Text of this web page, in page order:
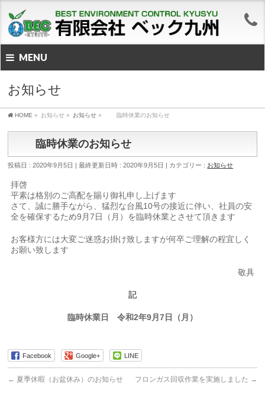
MENU
お知らせ
HOME » お知らせ » お知らせ » 臨時休業のお知らせ
臨時休業のお知らせ
投稿日 : 2020年9月5日 最終更新日時 : 2020年9月5日 カテゴリー : お知らせ
拝啓
平素は格別のご高配を賜り御礼申し上げます
さて、誠に勝手ながら、猛烈な台風10号の接近に伴い、社員の安
全を確保するため9月7日（月）を臨時休業とさせて頂きます
お客様方には大変ご迷惑お掛け致しますが何卒ご理解の程宜しく
お願い致します
敬具
記
臨時休業日 令和2年9月7日（月）
Facebook Google+ LINE
← 夏季休暇（お盆休み）のお知らせ フロンガス回収作業を実施しました →